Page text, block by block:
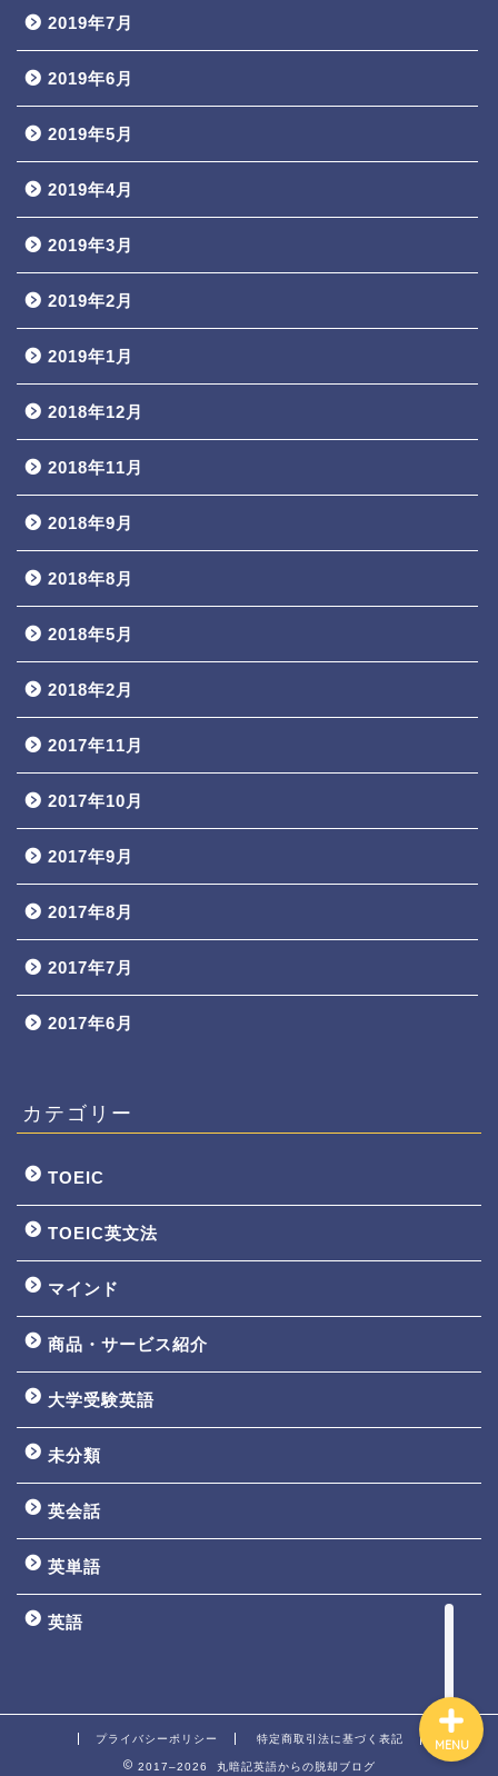
2019年7月
2019年6月
2019年5月
2019年4月
2019年3月
2019年2月
2019年1月
2018年12月
2018年11月
2018年9月
2018年8月
2018年5月
2018年2月
2017年11月
2017年10月
2017年9月
2017年8月
2017年7月
2017年6月
カテゴリー
TOEIC
TOEIC英文法
マインド
商品・サービス紹介
大学受験英語
未分類
英会話
英単語
英語
プライバシーポリシー 特定商取引法に基づく表記
2017–2026 丸暗記英語からの脱却ブログ
MENU
TOEIC3ヵ月で800点講座